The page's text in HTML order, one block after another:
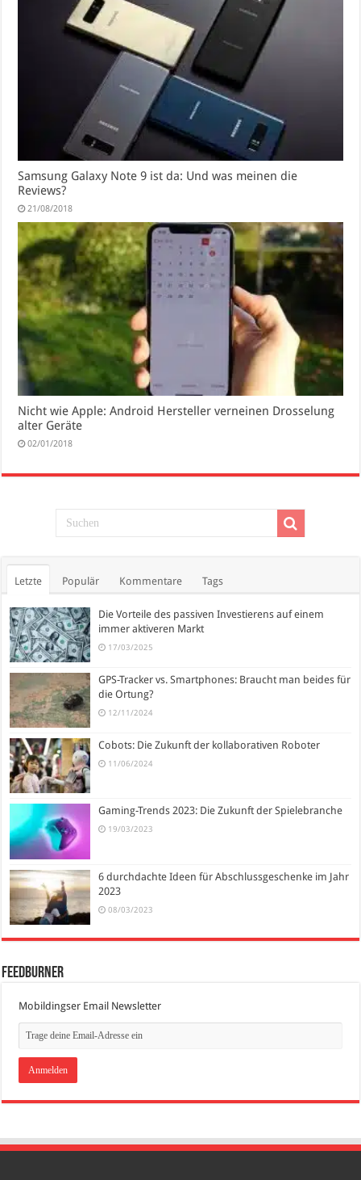
Samsung Galaxy Note 9 ist da: Und was meinen die
Reviews?
21/08/2018
Nicht wie Apple: Android Hersteller verneinen Drosselung
alter Geräte
02/01/2018
Letzte Populär Kommentare Tags
Die Vorteile des passiven Investierens auf einem
immer aktiveren Markt
17/03/2025
GPS-Tracker vs. Smartphones: Braucht man beides für
die Ortung?
12/11/2024
Cobots: Die Zukunft der kollaborativen Roboter
11/06/2024
Gaming-Trends 2023: Die Zukunft der Spielebranche
19/03/2023
6 durchdachte Ideen für Abschlussgeschenke im Jahr
2023
08/03/2023
FeedBurner
Mobildingser Email Newsletter